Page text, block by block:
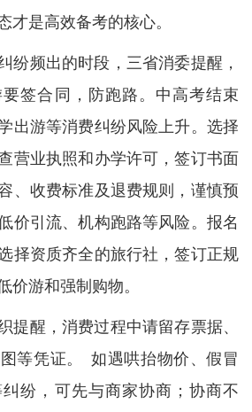
才是高效备考的核心。
纷频出的时段，三省消委提醒，
签合同，防跑路。中高考结束
出游等消费纠纷风险上升。选择
营业执照和办学许可，签订书面
、收费标准及退费规则，谨慎预
价引流、机构跑路等风险。报名
择资质齐全的旅行社，签订正规
价游和强制购物。
提醒，消费过程中请留存票据、
等凭证。 如遇哄抬物价、假冒
纷，可先与商家协商；协商不